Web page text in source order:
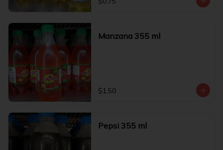
Manzana 355 ml
$1.50
Pepsi 355 ml